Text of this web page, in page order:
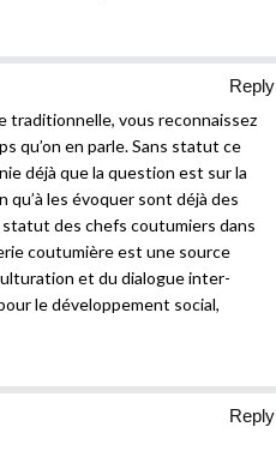
Reply
traditionnelle, vous reconnaissez
qu’on en parle. Sans statut ce
déjà que la question est sur la
qu’à les évoquer sont déjà des
des chefs coutumiers dans
coutumière est une source
et du dialogue inter-
le développement social,
Reply